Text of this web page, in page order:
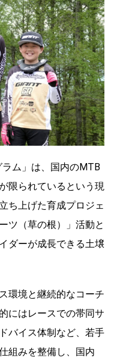
ラム」は、国内のMTB
限られているという現
ち上げた育成プロジェ
ツ（草の根）」活動と
ダーが成長できる土壌
環境と継続的なコーチ
にはレースでの帯同サ
バイス体制など、若手
組みを整備し、国内